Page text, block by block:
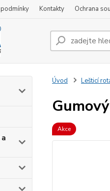
Kontakty Ochrana
Úvod Lešticí
Akce